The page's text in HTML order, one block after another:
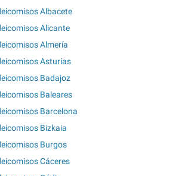
Albacete
Alicante
Almería
Asturias
Badajoz
Baleares
Barcelona
Bizkaia
Burgos
Cáceres